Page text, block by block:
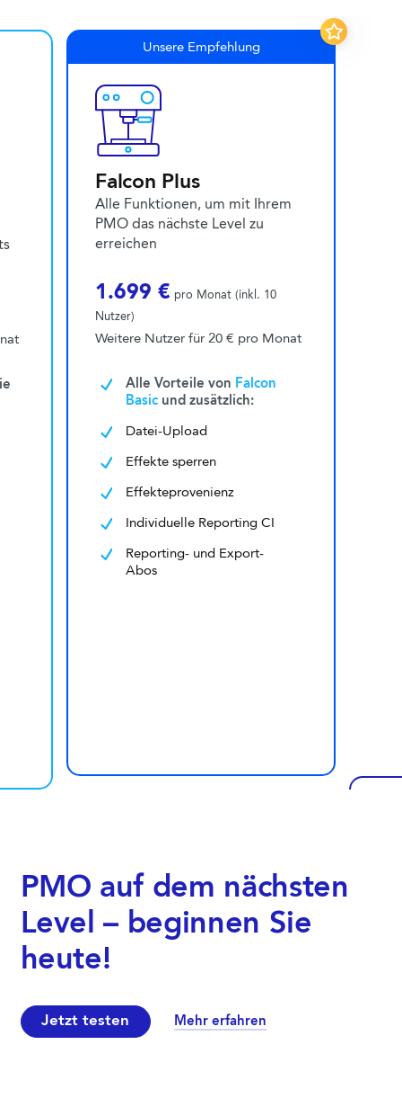
Unsere Empfehlung
Falcon Plus
Alle Funktionen, um mit Ihrem
PMO das nächste Level zu
erreichen
1.699 € pro Monat (inkl. 10
Nutzer)
Weitere Nutzer für 20 € pro Monat
Alle Vorteile von Falcon
Basicund zusätzlich:
Datei-Upload
Effekte sperren
Effekteprovenienz
Individuelle Reporting CI
Reporting- und Export-
Abos
PMO auf dem nächsten
Level – beginnen Sie
heute!
Jetzt testen Mehr erfahren